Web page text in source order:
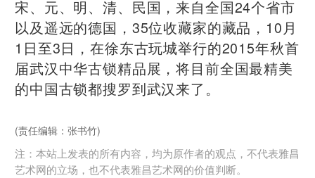
宋、元、明、清、民国，来自全国24个省市
以及遥远的德国，35位收藏家的藏品，10月
1日至3日，在徐东古玩城举行的2015年秋首
届武汉中华古锁精品展，将目前全国最精美
的中国古锁都搜罗到武汉来了。
(责任编辑：张书竹)
注：本站上发表的所有内容，均为原作者的观点，不代表雅昌
艺术网的立场，也不代表雅昌艺术网的价值判断。